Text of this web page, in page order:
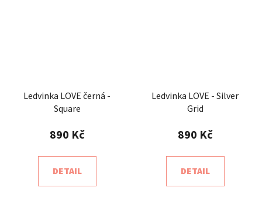
Ledvinka LOVE černá -
Square
890 Kč
DETAIL
Ledvinka LOVE - Silver
Grid
890 Kč
DETAIL